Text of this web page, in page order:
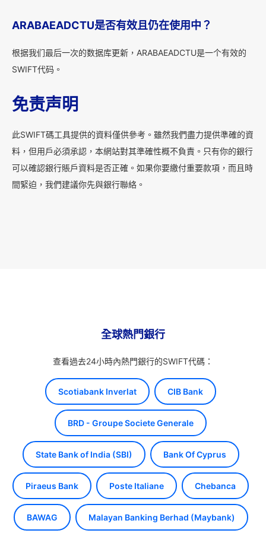
ARABAEADCTU是否有效且仍在使用中？
根据我们最后一次的数据库更新，ARABAEADCTU是一个有效的
SWIFT代码。
免责声明
此SWIFT碼工具提供的資料僅供參考。雖然我們盡力提供準確的資
料，但用戶必須承認，本網站對其準確性概不負責。只有你的銀行
可以確認銀行賬戶資料是否正確。如果你要繳付重要款項，而且時
間緊迫，我們建議你先與銀行聯絡。
全球熱門銀行
查看過去24小時內熱門銀行的SWIFT代碼：
Scotiabank Inverlat CIB Bank
BRD - Groupe Societe Generale
State Bank of India (SBI) Bank Of Cyprus
Piraeus Bank Poste Italiane Chebanca
BAWAG Malayan Banking Berhad (Maybank)